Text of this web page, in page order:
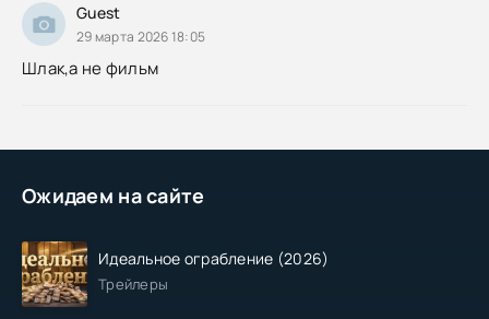
Ожидаем на сайте
Идеальное ограбление (2026)
Трейлеры
Guest
29 марта 2026 18:05
Шлак,а не фильм